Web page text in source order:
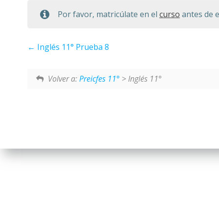
Por favor, matricúlate en el curso antes de
Inglés 11° Prueba 8
Volver a:Preicfes 11° > Inglés 11°